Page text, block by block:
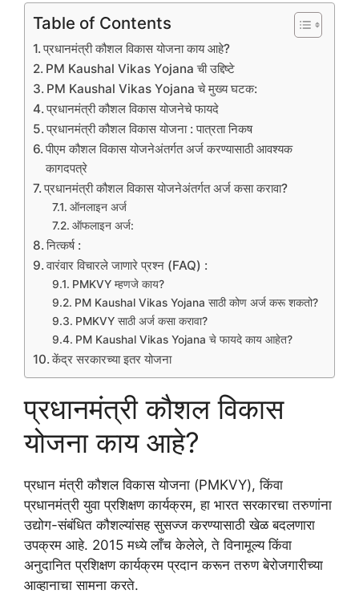
Table of Contents
प्रधानमंत्री कौशल विकास योजना काय आहे?
PM Kaushal Vikas Yojana ची उद्दिष्टे
PM Kaushal Vikas Yojana चे मुख्य घटक:
प्रधानमंत्री कौशल विकास योजनेचे फायदे
प्रधानमंत्री कौशल विकास योजना : पात्रता निकष
पीएम कौशल विकास योजनेअंतर्गत अर्ज करण्यासाठी आवश्यक
कागदपत्रे
प्रधानमंत्री कौशल विकास योजनेअंतर्गत अर्ज कसा करावा?
ऑनलाइन अर्ज
ऑफलाइन अर्ज:
नित्कर्ष :
वारंवार विचारले जाणारे प्रश्न (FAQ) :
PMKVY म्हणजे काय?
PM Kaushal Vikas Yojana साठी कोण अर्ज करू शकतो?
PMKVY साठी अर्ज कसा करावा?
PM Kaushal Vikas Yojana चे फायदे काय आहेत?
केंद्र सरकारच्या इतर योजना
प्रधानमंत्री कौशल विकास
योजना काय आहे?
प्रधान मंत्री कौशल विकास योजना (PMKVY), किंवा
प्रधानमंत्री युवा प्रशिक्षण कार्यक्रम, हा भारत सरकारचा तरुणांना
उद्योग-संबंधित कौशल्यांसह सुसज्ज करण्यासाठी खेळ बदलणारा
उपक्रम आहे. 2015 मध्ये लाँच केलेले, ते विनामूल्य किंवा
अनुदानित प्रशिक्षण कार्यक्रम प्रदान करून तरुण बेरोजगारीच्या
आव्हानाचा सामना करते.